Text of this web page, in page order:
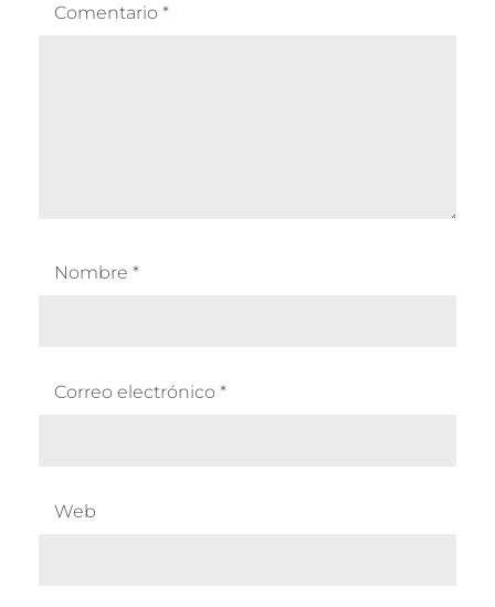
Comentario *
Nombre *
Correo electrónico *
Web